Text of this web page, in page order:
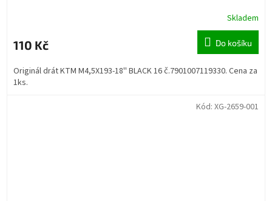
Skladem
110 Kč Do košíku
Originál drát KTM M4,5X193-18'' BLACK 16 č.7901007119330. Cena za
1ks.
Kód: XG-2659-001